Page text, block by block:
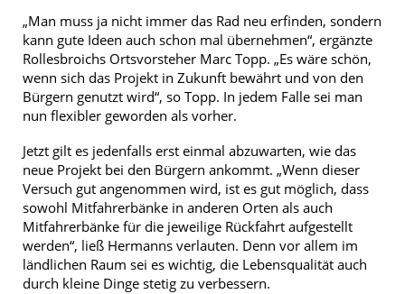
„Man muss ja nicht immer das Rad neu erfinden, sondern
kann gute Ideen auch schon mal übernehmen“, ergänzte
Rollesbroichs Ortsvorsteher Marc Topp. „Es wäre schön,
wenn sich das Projekt in Zukunft bewährt und von den
Bürgern genutzt wird“, so Topp. In jedem Falle sei man
nun flexibler geworden als vorher.
Jetzt gilt es jedenfalls erst einmal abzuwarten, wie das
neue Projekt bei den Bürgern ankommt. „Wenn dieser
Versuch gut angenommen wird, ist es gut möglich, dass
sowohl Mitfahrerbänke in anderen Orten als auch
Mitfahrerbänke für die jeweilige Rückfahrt aufgestellt
werden“, ließ Hermanns verlauten. Denn vor allem im
ländlichen Raum sei es wichtig, die Lebensqualität auch
durch kleine Dinge stetig zu verbessern.